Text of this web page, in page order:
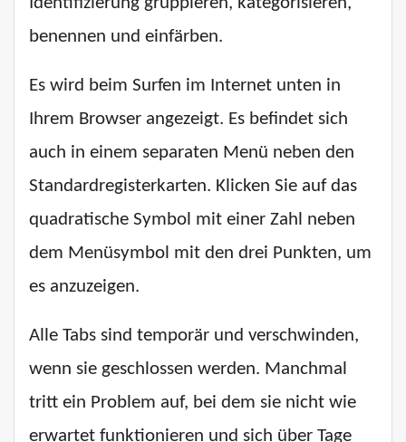
benennen und einfärben.
Es wird beim Surfen im Internet unten in
Ihrem Browser angezeigt. Es befindet sich
auch in einem separaten Menü neben den
Standardregisterkarten. Klicken Sie auf das
quadratische Symbol mit einer Zahl neben
dem Menüsymbol mit den drei Punkten, um
es anzuzeigen.
Alle Tabs sind temporär und verschwinden,
wenn sie geschlossen werden. Manchmal
tritt ein Problem auf, bei dem sie nicht wie
erwartet funktionieren und sich über Tage